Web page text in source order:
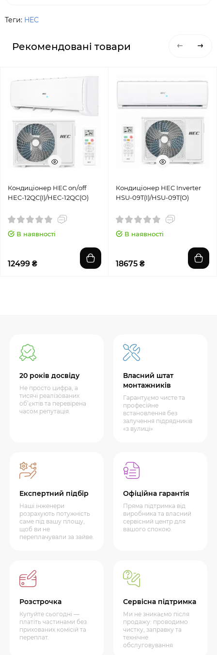
Теги: HEC
Рекомендовані товари
Кондиціонер HEC оn/оff
HEC-12QC(I)/HEC-12QC(O)
В наявності
12499 ₴
Кондиціонер HEC Inverter
HSU-09T(I)/HSU-09T(O)
В наявності
18675 ₴
20 років досвіду
Не просто цифра, а
тисячі реалізованих
об’єктів та перевірена
часом репутація.
Власний штат
монтажників
Гарантуємо чисте та
професійне
встановлення без
залучення підрядників
«з вулиці»
Експертний підбір
Наші інженери
розрахують потужність
саме під вашу площу,
щоб ви не
переплачували за зайве.
Офіційна гарантія
Пряма підтримка від
виробника та власний
сервісний центр для
вашого спокою.
Розстрочка
Купуйте сьогодні —
платіть частинами без
прихованих комісій та
переплат.
Сервісна підтримка
Ми не зникаємо після
продажу: проводимо
чистку, заправку та
технічне
обслуговування